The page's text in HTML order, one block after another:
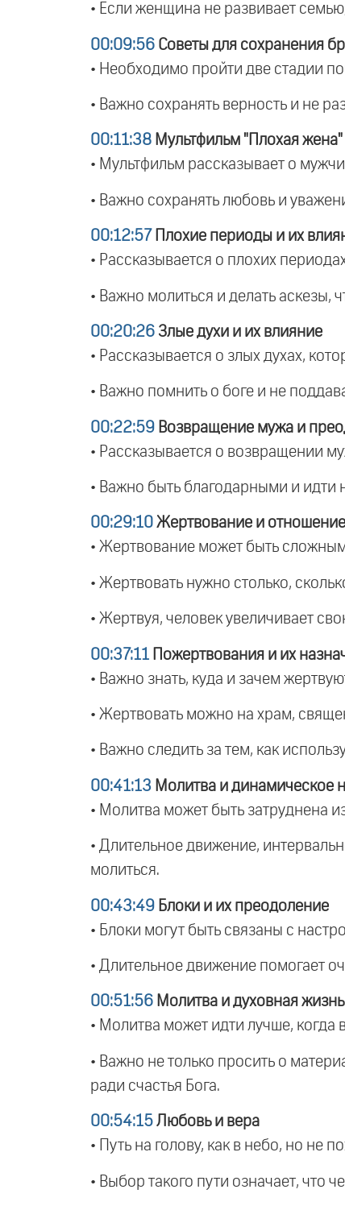
• Если женщина не развивает
00:09:56 Советы для сохранения
• Необходимо пройти две стадии
• Важно сохранять верность и не
00:11:38 Мультфильм "Плохая жена"
• Мультфильм рассказывает о
• Важно сохранять любовь и
00:12:57 Плохие периоды и их
• Рассказывается о плохих
• Важно молиться и делать аскезы,
00:20:26 Злые духи и их влияние
• Рассказывается о злых духах,
• Важно помнить о боге и не
00:22:59 Возвращение мужа и
• Рассказывается о возвращении
• Важно быть благодарными и идти
00:29:10 Жертвование и отношение
• Жертвование может быть сложным
• Жертвовать нужно столько,
• Жертвуя, человек увеличивает
00:37:11 Пожертвования и их
• Важно знать, куда и зачем
• Жертвовать можно на храм,
• Важно следить за тем, как
00:41:13 Молитва и динамическое
• Молитва может быть затруднена
• Длительное движение,
молиться.
00:43:49 Блоки и их преодоление
• Блоки могут быть связаны с
• Длительное движение помогает
00:51:56 Молитва и духовная жизнь
• Молитва может идти лучше, когда
• Важно не только просить о
ради счастья Бога.
00:54:15 Любовь и вера
• Путь на голову, как в небо, но не
• Выбор такого пути означает, что